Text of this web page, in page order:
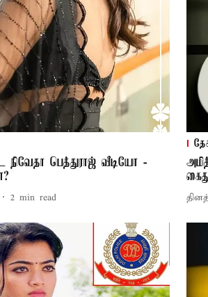
நிவேதா பெத்துராஜ் வீடியோ -
2 min read